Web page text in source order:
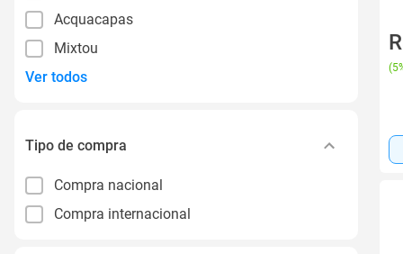
Acquacapas
Mixtou
Ver todos
Tipo de compra
Compra nacional
Compra internacional
(